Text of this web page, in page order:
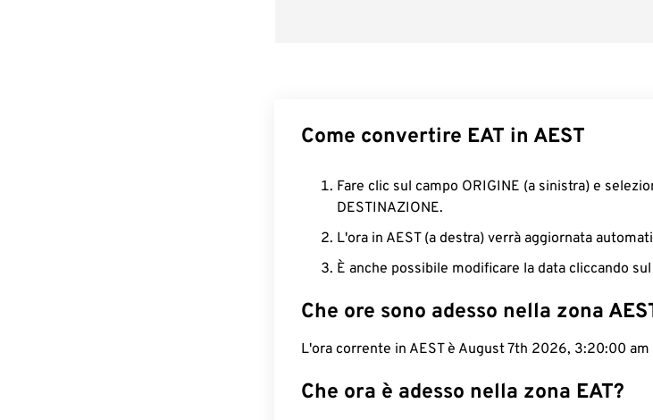
Come convertire EAT in AEST
Fare clic sul campo ORIGINE (a sinistra) e
DESTINAZIONE.
L'ora in AEST (a destra) verrà aggiornata
È anche possibile modificare la data cliccando
Che ore sono adesso nella zona
L'ora corrente in AEST è August 7th 2026, 3:20:01 am
Che ora è adesso nella zona EAT?